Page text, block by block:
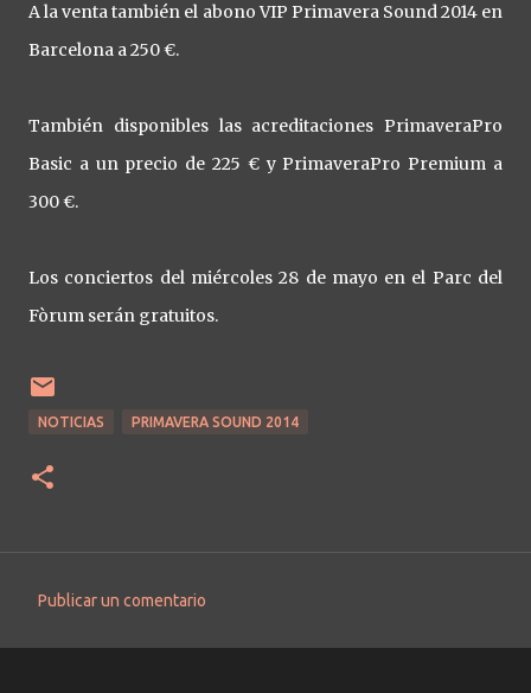
A la venta también el abono VIP Primavera Sound 2014 en
Barcelona a 250 €.
También disponibles las acreditaciones PrimaveraPro
Basic a un precio de 225 € y PrimaveraPro Premium a
300 €.
Los conciertos del miércoles 28 de mayo en el Parc del
Fòrum serán gratuitos.
NOTICIAS PRIMAVERA SOUND 2014
o
Publicar un comentario